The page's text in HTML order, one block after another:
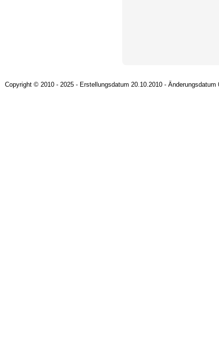
Copyright © 2010 - 2025 - Erstellungsdatum 20.10.2010 - Änderungsdatum